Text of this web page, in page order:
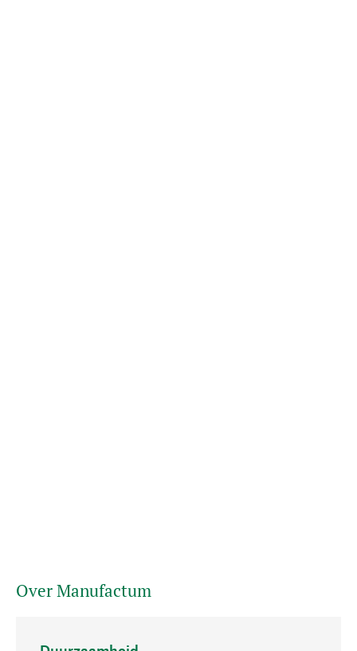
Over Manufactum